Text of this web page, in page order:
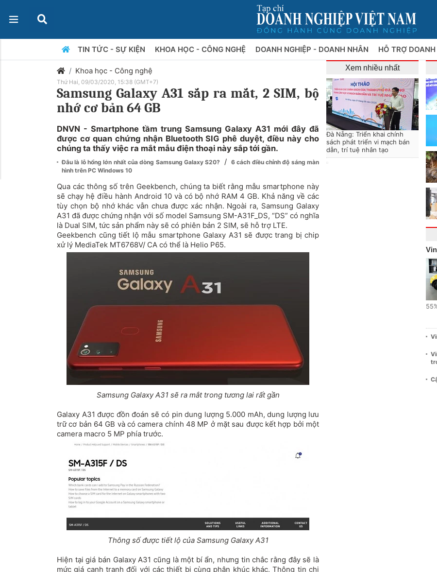
TIN TỨC - SỰ KIỆN KHOA HỌC - CÔNG NGHỆ DOANH NGHIỆP - DOANH NHÂN HỖ TRỢ DOANH
Khoa học - Công nghệ
Thứ Hai, 09/03/2020, 15:38 (GMT+7)
Samsung Galaxy A31 sắp ra mắt, 2 SIM, bộ
nhớ cơ bản 64 GB
DNVN - Smartphone tầm trung Samsung Galaxy A31 mới đây đã
được cơ quan chứng nhận Bluetooth SIG phê duyệt, điều này cho
chúng ta thấy việc ra mắt mẫu điện thoại này sắp tới gần.
Đâu là lỗ hổng lớn nhất của dòng Samsung Galaxy S20? /
6 cách điều chỉnh độ sáng màn
hình trên PC Windows 10
Qua các thông số trên Geekbench, chúng ta biết rằng mẫu smartphone này
sẽ chạy hệ điều hành Android 10 và có bộ nhớ RAM 4 GB. Khả năng về các
tùy chọn bộ nhớ khác vẫn chưa được xác nhận. Ngoài ra, Samsung Galaxy
A31 đã được chứng nhận với số model Samsung SM-A31F_DS, “DS” có nghĩa
là Dual SIM, tức sản phẩm này sẽ có phiên bản 2 SIM, sẽ hỗ trợ LTE.
Geekbench cũng tiết lộ mẫu smartphone Galaxy A31 sẽ được trang bị chip
xử lý MediaTek MT6768V/ CA có thể là Helio P65.
Samsung Galaxy A31 sẽ ra mắt trong tương lai rất gần
Galaxy A31 được đồn đoán sẽ có pin dung lượng 5.000 mAh, dung lượng lưu
trữ cơ bản 64 GB và có camera chính 48 MP ở mặt sau được kết hợp bởi một
camera macro 5 MP phía trước.
Thông số được tiết lộ của Samsung Galaxy A31
Hiện tại giá bán Galaxy A31 cũng là một bí ẩn, nhưng tin chắc rằng đây sẽ là
mức giá cạnh tranh đối với các thiết bị cùng phân khúc khác. Thông tin chi
Xem nhiều nhất
Đà Nẵng: Triển khai chính
sách phát triển vi mạch bán
dẫn, trí tuệ nhân tạo